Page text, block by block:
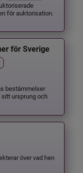
för auktorisation.
för Sverige
bestämmelser
ursprung och
över vad hen